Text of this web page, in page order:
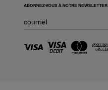
ABONNEZ-VOUS À NOTRE NEWSLETTER